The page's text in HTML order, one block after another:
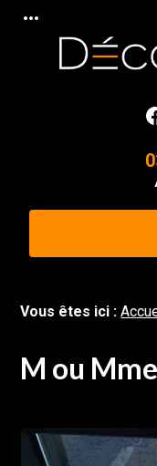
more_horiz
Vous êtes ici :
M ou